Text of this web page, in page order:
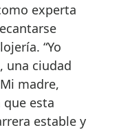
experta
“Yo
una ciudad
madre,
que esta
estable y